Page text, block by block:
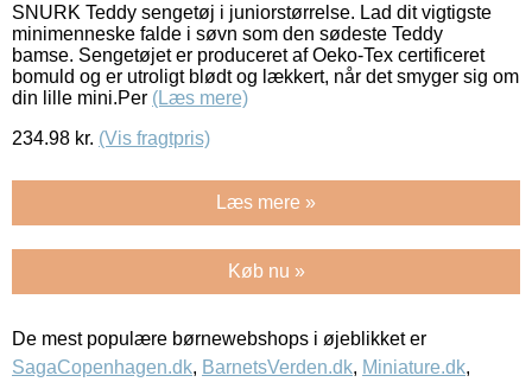
SNURK Teddy sengetøj i juniorstørrelse. Lad dit vigtigste
minimenneske falde i søvn som den sødeste Teddy
bamse. Sengetøjet er produceret af Oeko-Tex certificeret
bomuld og er utroligt blødt og lækkert, når det smyger sig om
din lille mini.Per (Læs mere)
234.98 kr. (Vis fragtpris)
Læs mere »
Køb nu »
De mest populære børnewebshops i øjeblikket er
SagaCopenhagen.dk, BarnetsVerden.dk, Miniature.dk,